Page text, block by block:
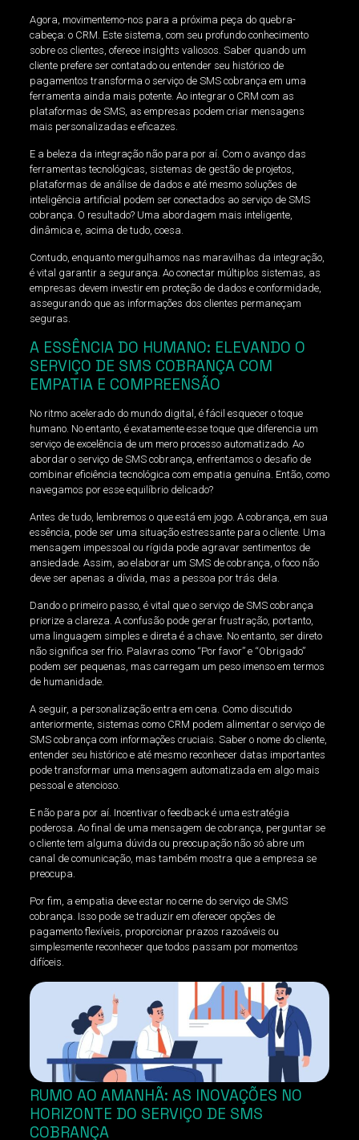
Agora, movimentemo-nos para a próxima peça do quebra-
cabeça: o CRM. Este sistema, com seu profundo conhecimento
sobre os clientes, oferece insights valiosos. Saber quando um
cliente prefere ser contatado ou entender seu histórico de
pagamentos transforma o serviço de SMS cobrança em uma
ferramenta ainda mais potente. Ao integrar o CRM com as
plataformas de SMS, as empresas podem criar mensagens
mais personalizadas e eficazes.
E a beleza da integração não para por aí. Com o avanço das
ferramentas tecnológicas, sistemas de gestão de projetos,
plataformas de análise de dados e até mesmo soluções de
inteligência artificial podem ser conectados ao serviço de SMS
cobrança. O resultado? Uma abordagem mais inteligente,
dinâmica e, acima de tudo, coesa.
Contudo, enquanto mergulhamos nas maravilhas da integração,
é vital garantir a segurança. Ao conectar múltiplos sistemas, as
empresas devem investir em proteção de dados e conformidade,
assegurando que as informações dos clientes permaneçam
seguras.
A ESSÊNCIA DO HUMANO: ELEVANDO O
SERVIÇO DE SMS COBRANÇA COM
EMPATIA E COMPREENSÃO
No ritmo acelerado do mundo digital, é fácil esquecer o toque
humano. No entanto, é exatamente esse toque que diferencia um
serviço de excelência de um mero processo automatizado. Ao
abordar o serviço de SMS cobrança, enfrentamos o desafio de
combinar eficiência tecnológica com empatia genuína. Então, como
navegamos por esse equilíbrio delicado?
Antes de tudo, lembremos o que está em jogo. A cobrança, em sua
essência, pode ser uma situação estressante para o cliente. Uma
mensagem impessoal ou rígida pode agravar sentimentos de
ansiedade. Assim, ao elaborar um SMS de cobrança, o foco não
deve ser apenas a dívida, mas a pessoa por trás dela.
Dando o primeiro passo, é vital que o serviço de SMS cobrança
priorize a clareza. A confusão pode gerar frustração, portanto,
uma linguagem simples e direta é a chave. No entanto, ser direto
não significa ser frio. Palavras como “Por favor” e “Obrigado”
podem ser pequenas, mas carregam um peso imenso em termos
de humanidade.
A seguir, a personalização entra em cena. Como discutido
anteriormente, sistemas como CRM podem alimentar o serviço de
SMS cobrança com informações cruciais. Saber o nome do cliente,
entender seu histórico e até mesmo reconhecer datas importantes
pode transformar uma mensagem automatizada em algo mais
pessoal e atencioso.
E não para por aí. Incentivar o feedback é uma estratégia
poderosa. Ao final de uma mensagem de cobrança, perguntar se
o cliente tem alguma dúvida ou preocupação não só abre um
canal de comunicação, mas também mostra que a empresa se
preocupa.
Por fim, a empatia deve estar no cerne do serviço de SMS
cobrança. Isso pode se traduzir em oferecer opções de
pagamento flexíveis, proporcionar prazos razoáveis ou
simplesmente reconhecer que todos passam por momentos
difíceis.
RUMO AO AMANHÃ: AS INOVAÇÕES NO
HORIZONTE DO SERVIÇO DE SMS
COBRANÇA